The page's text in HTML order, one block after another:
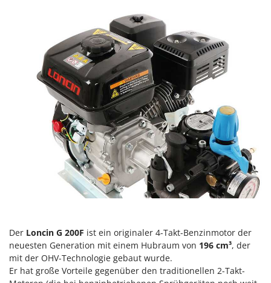
Palettengabeln für Traktoren
Pelletpressen
Pflüge für Traktor
Planierschilder für Traktoren
Plasmaschneider
Poolroboter
Pools
Poolstaubsauger
Rasenmäher
Rasentraktoren Aufsitzmäher
Rasentrimmer - Kantenschneider
Rasentrimmer - Motorsensen - Freischneider
Francini
G3 Ferrari
Gardena
Garofalo
GeoTech
GeoTech Pro
Ginko - MGM
Goodyear
GRAEF
Gre
Der Loncin G 200F ist ein originaler 4-Takt-Benzinmotor der
neuesten Generation mit einem Hubraum von 196 cm³, der
mit der OHV-Technologie gebaut wurde.
Er hat große Vorteile gegenüber den traditionellen 2-Takt-